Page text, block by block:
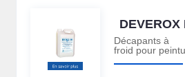
DEVEROX
Décapants à
froid pour